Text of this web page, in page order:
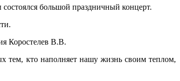
большой праздничный концерт.
Коростелев В.В.
тем, кто наполняет нашу жизнь своим теплом,